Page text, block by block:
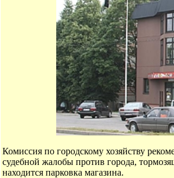
Комиссия по городскому хозяйству
судебной жалобы против города,
находится парковка магазина.